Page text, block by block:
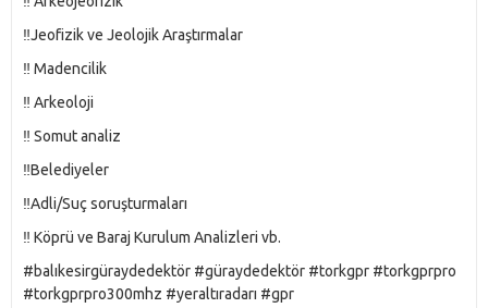
‼️Jeofizik ve Jeolojik Araştırmalar
‼️ Madencilik
‼️ Arkeoloji
‼️ Somut analiz
‼️Belediyeler
‼️Adli/Suç soruşturmaları
‼️ Köprü ve Baraj Kurulum Analizleri vb.
#balıkesirgüraydedektör #güraydedektör #torkgpr #torkgprpro
#torkgprpro300mhz #yeraltıradarı #gpr